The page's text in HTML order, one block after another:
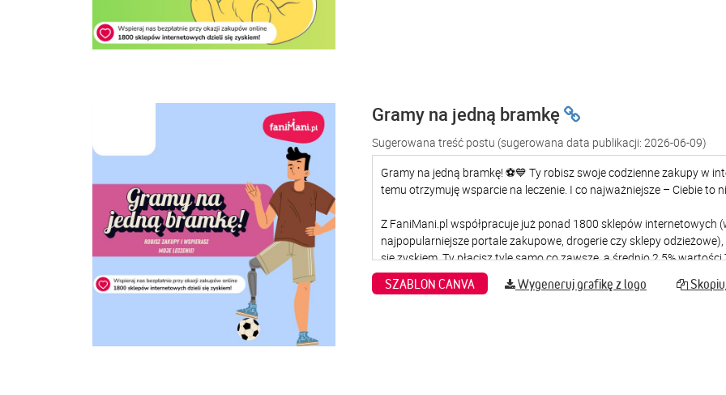
Gramy na jedną bramkę
Sugerowana treść postu (sugerowana data publikacji: 2026-06-09)
SZABLON CANVA Wygeneruj grafikę z logo